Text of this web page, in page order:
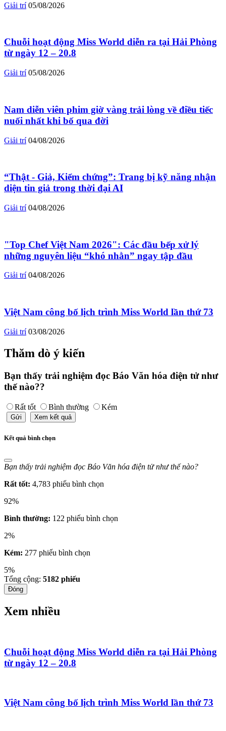
Giải trí 05/08/2026
Chuỗi hoạt động Miss World diễn ra tại Hải Phòng
từ ngày 12 – 20.8
Giải trí 05/08/2026
Nam diễn viên phim giờ vàng trải lòng về điều tiếc
nuối nhất khi bố qua đời
Giải trí 04/08/2026
“Thật - Giả, Kiểm chứng”: Trang bị kỹ năng nhận
diện tin giả trong thời đại AI
Giải trí 04/08/2026
"Top Chef Việt Nam 2026": Các đầu bếp xử lý
những nguyên liệu “khó nhằn” ngay tập đầu
Giải trí 04/08/2026
Việt Nam công bố lịch trình Miss World lần thứ 73
Giải trí 03/08/2026
Thăm dò ý kiến
Bạn thấy trải nghiệm đọc Báo Văn hóa điện tử như
thế nào??
Rất tốt Bình thường Kém
Gửi Xem kết quả
Kết quả bình chọn
Bạn thấy trải nghiệm đọc Báo Văn hóa điện tử như thế nào?
Rất tốt: 4,783 phiếu bình chọn
92%
Bình thường: 122 phiếu bình chọn
2%
Kém: 277 phiếu bình chọn
5%
Tổng cộng: 5182 phiếu
Đóng
Xem nhiều
Chuỗi hoạt động Miss World diễn ra tại Hải Phòng
từ ngày 12 – 20.8
Việt Nam công bố lịch trình Miss World lần thứ 73